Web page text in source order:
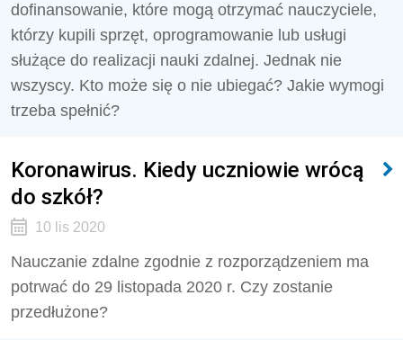
dofinansowanie, które mogą otrzymać nauczyciele,
którzy kupili sprzęt, oprogramowanie lub usługi
służące do realizacji nauki zdalnej. Jednak nie
wszyscy. Kto może się o nie ubiegać? Jakie wymogi
trzeba spełnić?
Koronawirus. Kiedy uczniowie wrócą
do szkół?
10 lis 2020
Nauczanie zdalne zgodnie z rozporządzeniem ma
potrwać do 29 listopada 2020 r. Czy zostanie
przedłużone?